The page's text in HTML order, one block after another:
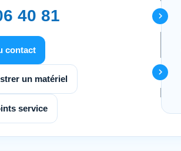
40 81
contact
un matériel
service